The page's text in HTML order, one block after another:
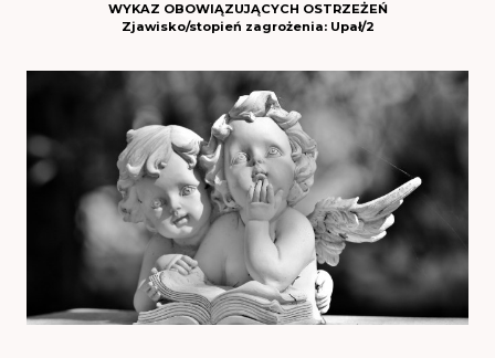
WYKAZ OBOWIĄZUJĄCYCH OSTRZEŻEŃ
Zjawisko/stopień zagrożenia: Upał/2